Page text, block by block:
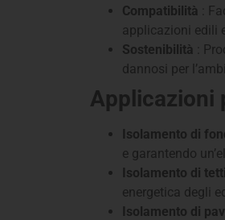
Compatibilità
:
applicazioni edili
Sostenibilità
:
dannosi per
Applicazioni
Isolamento di
e garantendo
Isolamento di
energetica degli
Isolamento di